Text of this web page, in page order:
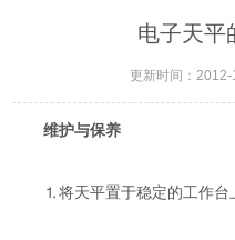
电子天平
更新时间：
维护与保养
⒈将天平置于稳定的工作台上